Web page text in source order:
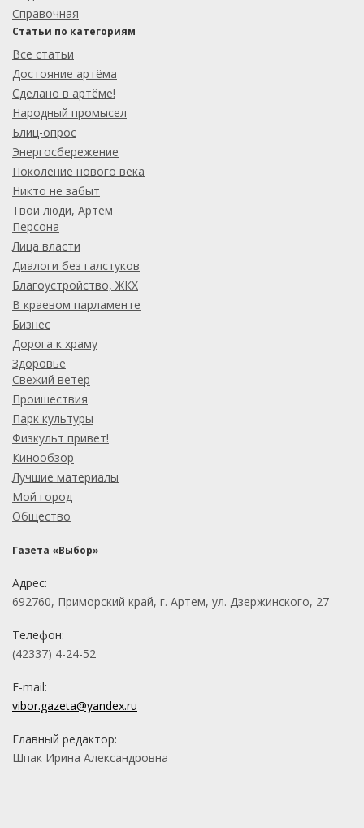
Справочная
Статьи по категориям
Все статьи
Достояние артёма
Сделано в артёме!
Народный промысел
Блиц-опрос
Энергосбережение
Поколение нового века
Никто не забыт
Твои люди, Артем
Персона
Лица власти
Диалоги без галстуков
Благоустройство, ЖКХ
В краевом парламенте
Бизнес
Дорога к храму
Здоровье
Свежий ветер
Проишествия
Парк культуры
Физкульт привет!
Кинообзор
Лучшие материалы
Мой город
Общество
Газета «Выбор»
Адрес:
692760, Приморский край, г. Артем, ул. Дзержинского, 27
Телефон:
(42337) 4-24-52
E-mail:
vibor.gazeta@yandex.ru
Главный редактор:
Шпак Ирина Александровна